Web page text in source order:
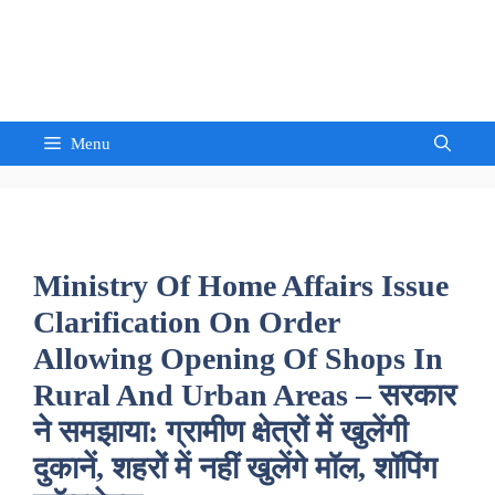
Menu
Ministry Of Home Affairs Issue
Clarification On Order
Allowing Opening Of Shops In
Rural And Urban Areas – सरकार
ने समझाया: ग्रामीण क्षेत्रों में खुलेंगी
दुकानें, शहरों में नहीं खुलेंगे मॉल, शॉपिंग